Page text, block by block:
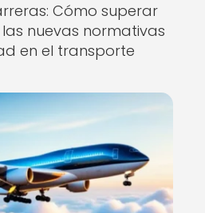
Cómo superar
nuevas normativas
en el transporte